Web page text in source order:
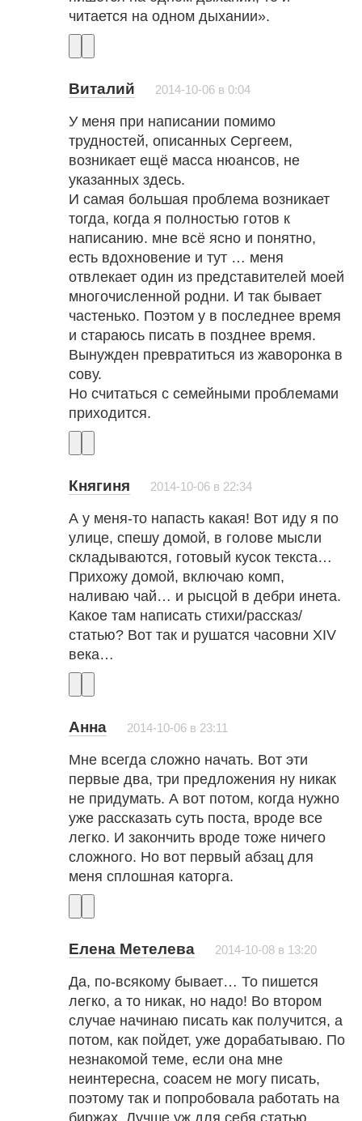
читается на одном дыхании».
Виталий 2014-10-06 в 0:04
У меня при написании помимо
трудностей, описанных Сергеем,
возникает ещё масса нюансов, не
указанных здесь.
И самая большая проблема возникает
тогда, когда я полностью готов к
написанию. мне всё ясно и понятно,
есть вдохновение и тут … меня
отвлекает один из представителей моей
многочисленной родни. И так бывает
частенько. Поэтом у в последнее время
и стараюсь писать в позднее время.
Вынужден превратиться из жаворонка в
сову.
Но считаться с семейными проблемами
приходится.
Княгиня 2014-10-06 в 22:34
А у меня-то напасть какая! Вот иду я по
улице, спешу домой, в голове мысли
складываются, готовый кусок текста…
Прихожу домой, включаю комп,
наливаю чай… и рысцой в дебри инета.
Какое там написать стихи/рассказ/
статью? Вот так и рушатся часовни XIV
века…
Анна 2014-10-06 в 23:11
Мне всегда сложно начать. Вот эти
первые два, три предложения ну никак
не придумать. А вот потом, когда нужно
уже рассказать суть поста, вроде все
легко. И закончить вроде тоже ничего
сложного. Но вот первый абзац для
меня сплошная каторга.
Елена Метелева 2014-10-08 в 13:20
Да, по-всякому бывает… То пишется
легко, а то никак, но надо! Во втором
случае начинаю писать как получится, а
потом, как пойдет, уже дорабатываю. По
незнакомой теме, если она мне
неинтересна, соасем не могу писать,
поэтому так и попробовала работать на
биржах. Лучше уж для себя статью